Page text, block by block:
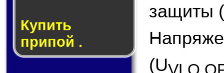
Купить
припой .
защиты
(U